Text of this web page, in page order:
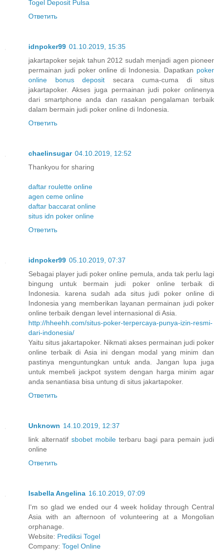
Togel Deposit Pulsa
Ответить
idnpoker99 01.10.2019, 15:35
jakartapoker sejak tahun 2012 sudah menjadi agen pioneer
permainan judi poker online di Indonesia. Dapatkan poker
online bonus deposit secara cuma-cuma di situs
jakartapoker. Akses juga permainan judi poker onlinenya
dari smartphone anda dan rasakan pengalaman terbaik
dalam bermain judi poker online di Indonesia.
Ответить
chaelinsugar 04.10.2019, 12:52
Thankyou for sharing
daftar roulette online
agen ceme online
daftar baccarat online
situs idn poker online
Ответить
idnpoker99 05.10.2019, 07:37
Sebagai player judi poker online pemula, anda tak perlu lagi
bingung untuk bermain judi poker online terbaik di
Indonesia. karena sudah ada situs judi poker online di
Indonesia yang memberikan layanan permainan judi poker
online terbaik dengan level internasional di Asia.
http://hheehh.com/situs-poker-terpercaya-punya-izin-resmi-
dari-indonesia/
Yaitu situs jakartapoker. Nikmati akses permainan judi poker
online terbaik di Asia ini dengan modal yang minim dan
pastinya menguntungkan untuk anda. Jangan lupa juga
untuk membeli jackpot system dengan harga minim agar
anda senantiasa bisa untung di situs jakartapoker.
Ответить
Unknown 14.10.2019, 12:37
link alternatif sbobet mobile terbaru bagi para pemain judi
online
Ответить
Isabella Angelina 16.10.2019, 07:09
I'm so glad we ended our 4 week holiday through Central
Asia with an afternoon of volunteering at a Mongolian
orphanage.
Website: Prediksi Togel
Company: Togel Online